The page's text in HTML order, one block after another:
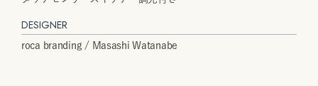
DESIGNER
roca branding / Masashi Watanabe